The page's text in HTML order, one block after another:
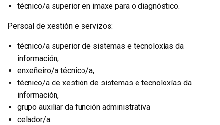
técnico/a superior en imaxe para o diagnóstico.
Persoal de xestión e servizos:
técnico/a superior de sistemas e tecnoloxías da
información,
enxeñeiro/a técnico/a,
técnico/a de xestión de sistemas e tecnoloxías da
información,
grupo auxiliar da función administrativa
celador/a.